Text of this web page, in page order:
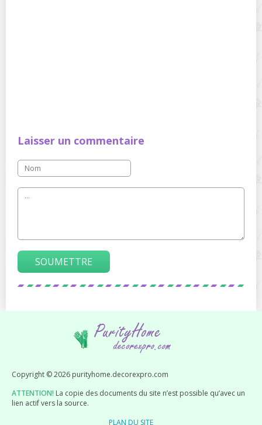
Laisser un commentaire
SOUMETTRE
Copyright © 2026 purityhome.decorexpro.com
ATTENTION! La copie des documents du site n’est possible qu’avec un
lien actif vers la source.
PLAN DU SITE